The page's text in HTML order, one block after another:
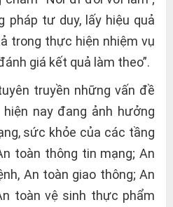
pháp tư duy, lấy hiệu quả
trong thực hiện nhiệm vụ
giá kết quả làm theo”.
truyền những vấn đề
nay đang ảnh hưởng
sức khỏe của các tầng
toàn thông tin mạng; An
An toàn giao thông; An
toàn vệ sinh thực phẩm